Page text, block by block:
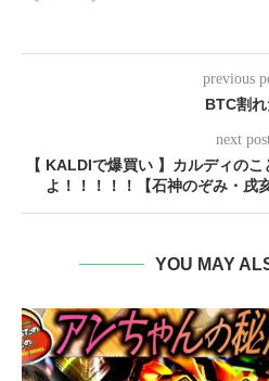
previous
BTC割れ
next
【 KALDIで爆買い 】カルディの
よ！！！！！【石神のぞみ・戌
YOU MAY